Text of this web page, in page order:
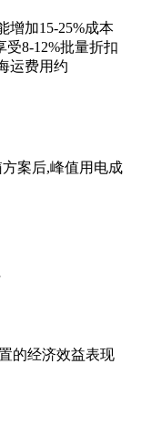
增加15-25%成本
受8-12%批量折扣
运费用约
案后,峰值用电成
的经济效益表现